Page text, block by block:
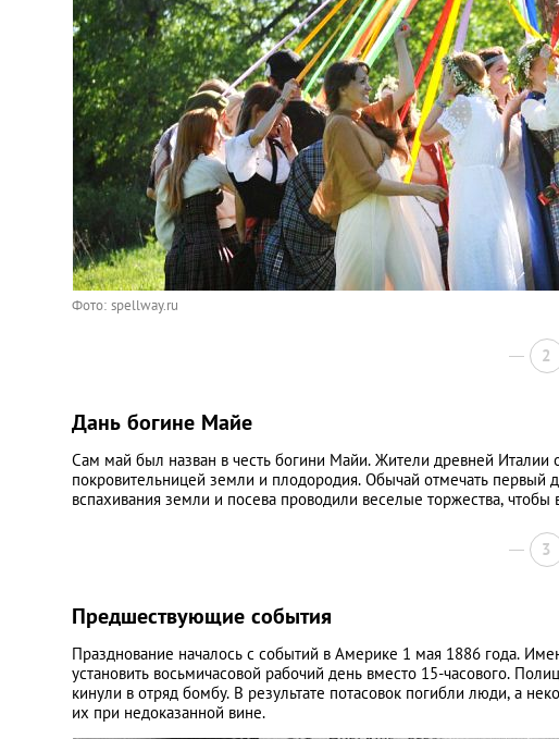
Фото: spellway.ru
2
Дань богине Майе
Сам май был назван в честь богини Майи. Жители древней
покровительницей земли и плодородия. Обычай отмечать
вспахивания земли и посева проводили веселые торжества,
3
Предшествующие события
Празднование началось с событий в Америке 1 мая 1886 года.
установить восьмичасовой рабочий день вместо 15-часового.
кинули в отряд бомбу. В результате потасовок погибли люди, а
их при недоказанной вине.